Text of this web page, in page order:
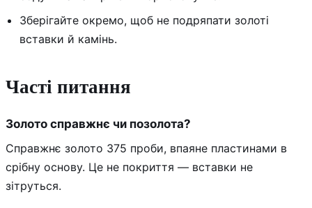
Зберігайте окремо, щоб не подряпати золоті
вставки й камінь.
Часті питання
Золото справжнє чи позолота?
Справжнє золото 375 проби, впаяне пластинами в
срібну основу. Це не покриття — вставки не
зітруться.